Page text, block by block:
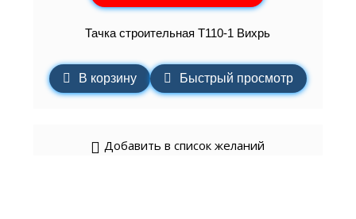
Тачка строительная Т110-1 Вихрь
В корзину Быстрый просмотр
Добавить в список желаний